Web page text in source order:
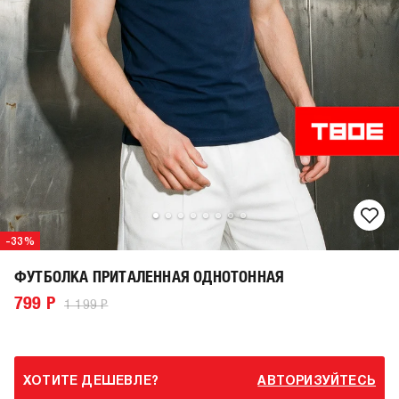
-33%
ФУТБОЛКА ПРИТАЛЕННАЯ ОДНОТОННАЯ
799 Р 1 199 Р
ХОТИТЕ ДЕШЕВЛЕ? АВТОРИЗУЙТЕСЬ